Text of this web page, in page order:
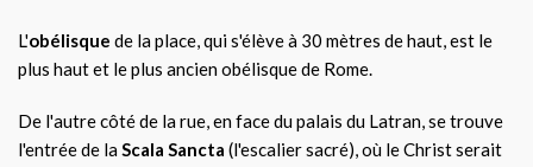
L'obélisque de la place, qui s'élève à 30 mètres de haut, est le
plus haut et le plus ancien obélisque de Rome.
De l'autre côté de la rue, en face du palais du Latran, se trouve
l'entrée de laScala Sancta (l'escalier sacré), où le Christ serait